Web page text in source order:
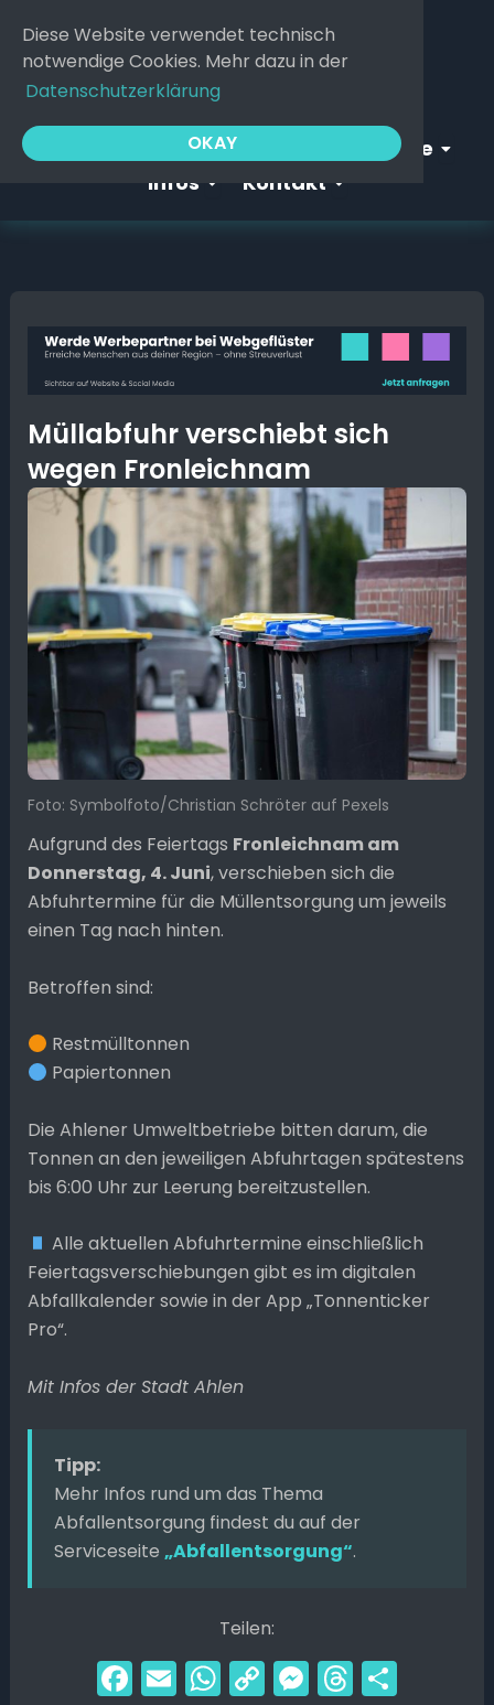
Diese Website verwendet technisch
notwendige Cookies. Mehr dazu in der
Datenschutzerklärung
OKAY
Inhalt
springen
Webgeflüster Open Webgeflüster
Service
Infos Kontakt
Müllabfuhr verschiebt sich
wegen Fronleichnam
Foto: Symbolfoto/Christian Schröter auf Pexels
Aufgrund des Feiertags Fronleichnam am
Donnerstag, 4. Juni, verschieben sich die
Abfuhrtermine für die Müllentsorgung um jeweils
einen Tag nach hinten.
Betroffen sind:
Restmülltonnen
Papiertonnen
Die Ahlener Umweltbetriebe bitten darum, die
Tonnen an den jeweiligen Abfuhrtagen spätestens
bis 6:00 Uhr zur Leerung bereitzustellen.
Alle aktuellen Abfuhrtermine einschließlich
Feiertagsverschiebungen gibt es im digitalen
Abfallkalender sowie in der App „Tonnenticker
Pro“.
Mit Infos der Stadt Ahlen
Tipp:
Mehr Infos rund um das Thema
Abfallentsorgung findest du auf der
Serviceseite „Abfallentsorgung“.
Teilen:
F E W C M T